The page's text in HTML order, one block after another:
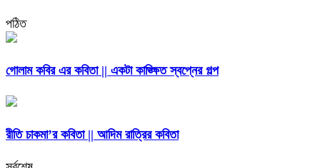
পঠিত
গোলাম কবির এর কবিতা || একটা কাঙ্ক্ষিত স্বপ্নের গল্প
রীতি চাকমা’র কবিতা || আদিম রাত্রির কবিতা